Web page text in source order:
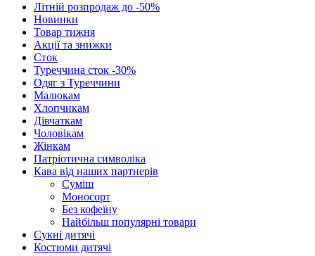
Літній розпродаж до -50%
Новинки
Товар тижня
Акції та знижки
Сток
Туреччина сток -30%
Одяг з Туреччини
Малюкам
Хлопчикам
Дівчаткам
Чоловікам
Жінкам
Патріотична символіка
Кава від наших партнерів
Суміш
Моносорт
Без кофеїну
Найбільш популярні товари
Сукні дитячі
Костюми дитячі